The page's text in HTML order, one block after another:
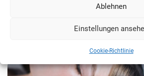
Ablehnen
Einstellungen
Cookie-Richtlinie